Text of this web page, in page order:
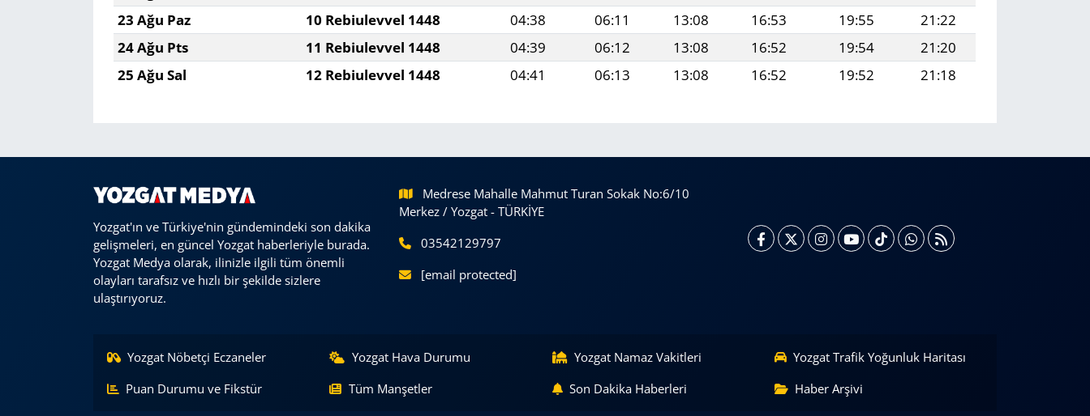
23 Ağu Paz
10 Rebiulevvel 1448 04:38 06:11 13:08 16:53 19:55
21:22
24 Ağu Pts
11 Rebiulevvel 1448 04:39 06:12 13:08 16:52 19:54
21:20
25 Ağu Sal
12 Rebiulevvel 1448 04:41 06:13 13:08 16:52 19:52 21:18
Yozgat'ın ve Türkiye'nin gündemindeki son dakika
gelişmeleri, en güncel Yozgat haberleriyle burada.
Yozgat Medya olarak, ilinizle ilgili tüm önemli
olayları tarafsız ve hızlı bir şekilde sizlere
ulaştırıyoruz.
Medrese Mahalle Mahmut Turan Sokak No:6/10
Merkez / Yozgat - TÜRKİYE
03542129797
[email protected]
Yozgat Nöbetçi Eczaneler Yozgat Hava Durumu Yozgat Namaz Vakitleri
Yozgat Trafik Yoğunluk Haritası
Puan Durumu ve Fikstür
Tüm Manşetler Son Dakika Haberleri Haber Arşivi